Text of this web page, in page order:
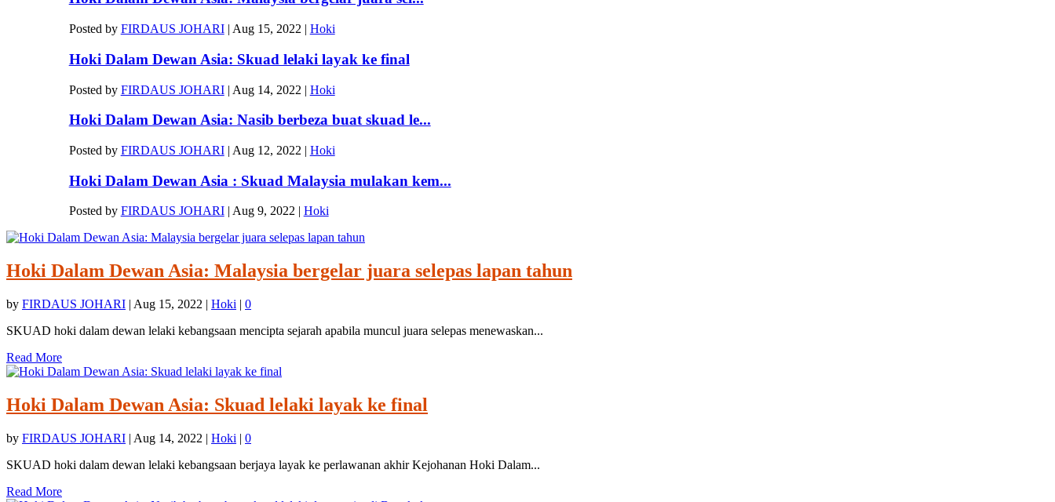
Posted by FIRDAUS JOHARI| Aug 15, 2022 | Hoki
Hoki Dalam Dewan Asia: Skuad lelaki layak ke final
Posted by FIRDAUS JOHARI| Aug 14, 2022 | Hoki
Hoki Dalam Dewan Asia: Nasib berbeza buat skuad le...
Posted by FIRDAUS JOHARI| Aug 12, 2022 | Hoki
Hoki Dalam Dewan Asia : Skuad Malaysia mulakan kem...
Posted by FIRDAUS JOHARI| Aug 9, 2022| Hoki
Hoki Dalam Dewan Asia: Malaysia bergelar juara selepas lapan tahun
by FIRDAUS JOHARI | Aug 15, 2022 | Hoki | 0
SKUAD hoki dalam dewan lelaki kebangsaan mencipta sejarah apabila muncul juara selepas menewaskan...
Read More
Hoki Dalam Dewan Asia: Skuad lelaki layak ke final
by FIRDAUS JOHARI | Aug 14, 2022 | Hoki | 0
SKUAD hoki dalam dewan lelaki kebangsaan berjaya layak ke perlawanan akhir Kejohanan Hoki Dalam...
Read More